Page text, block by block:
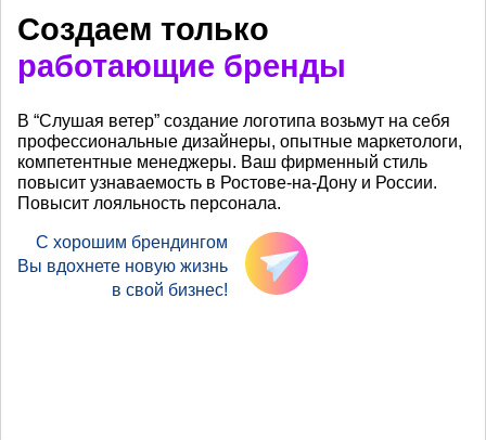
Создаем только
работающие бренды
В “Слушая ветер” создание логотипа возьмут на себя
профессиональные дизайнеры, опытные маркетологи,
компетентные менеджеры. Ваш фирменный стиль
повысит узнаваемость в Ростове-на-Дону и России.
Повысит лояльность персонала.
С хорошим брендингом
Вы вдохнете новую жизнь
в свой бизнес!